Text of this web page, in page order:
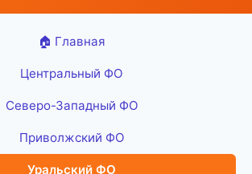
🏠 Главная
Центральный ФО
Северо-Западный ФО
Приволжский ФО
Уральский ФО